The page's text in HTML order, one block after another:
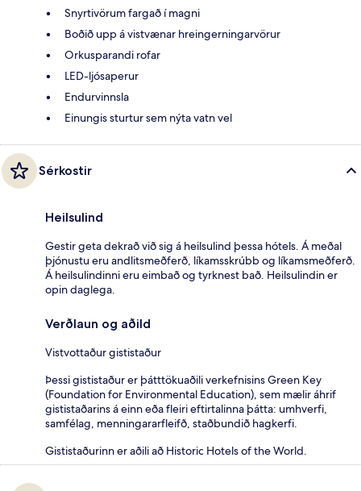
Snyrtivörum fargað í magni
Boðið upp á vistvænar hreingerningarvörur
Orkusparandi rofar
LED-ljósaperur
Endurvinnsla
Einungis sturtur sem nýta vatn vel
Sérkostir
Heilsulind
Gestir geta dekrað við sig á heilsulind þessa hótels. Á meðal
þjónustu eru andlitsmeðferð, líkamsskrúbb og líkamsmeðferð.
Á heilsulindinni eru eimbað og tyrknest bað. Heilsulindin er
opin daglega.
Verðlaun og aðild
Vistvottaður gististaður
Þessi gististaður er þátttökuaðili verkefnisins Green Key
(Foundation for Environmental Education), sem mælir áhrif
gististaðarins á einn eða fleiri eftirtalinna þátta: umhverfi,
samfélag, menningararfleifð, staðbundið hagkerfi.
Gististaðurinn er aðili að Historic Hotels of the World.